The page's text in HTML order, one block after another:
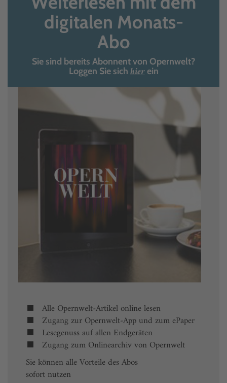
digitalen Monats-
Abo
Sie sind bereits Abonnent von Opernwelt?
Loggen Sie sich hierein
Alle Opernwelt-Artikel online lesen
Zugang zur Opernwelt-App und zum ePaper
Lesegenuss auf allen Endgeräten
Zugang zum Onlinearchiv von Opernwelt
Sie können alle Vorteile des Abos
sofort nutzen